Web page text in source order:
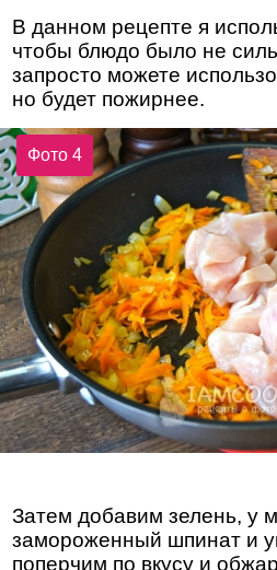
В данном рецепте я
чтобы блюдо было не
запросто можете
но будет пожирнее.
Фото 4
Затем добавим зелень, у
замороженный шпинат и
поперчим по вкусу и